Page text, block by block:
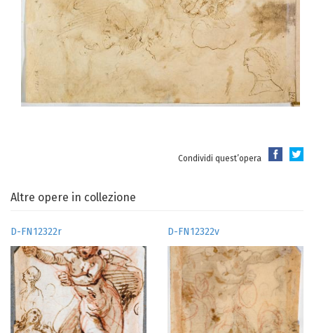
Condividi quest’opera
Altre opere in collezione
D-FN12322r D-FN12322v